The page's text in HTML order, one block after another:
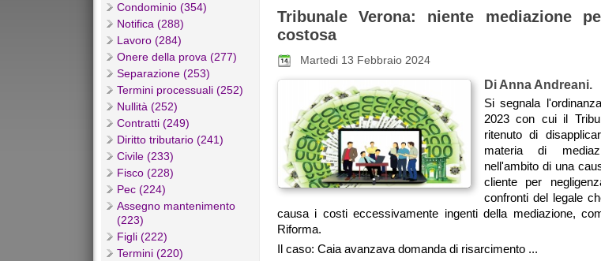
Condominio (354)
Notifica (288)
Lavoro (284)
Onere della prova (277)
Separazione (253)
Termini processuali (252)
Nullità (252)
Contratti (249)
Diritto tributario (241)
Civile (233)
Fisco (228)
Pec (224)
Assegno mantenimento
(223)
Figli (222)
Termini (220)
Tribunale Verona: niente mediazione
costosa
Martedi 13 Febbraio 2024
Di Anna Andreani.
Si segnala
2023 con cui il
ritenuto di
materia di
nell'ambito di una
cliente per
confronti del legale
causa i costi eccessivamente ingenti della mediazione,
Riforma.
Il caso: Caia avanzava domanda di risarcimento ...